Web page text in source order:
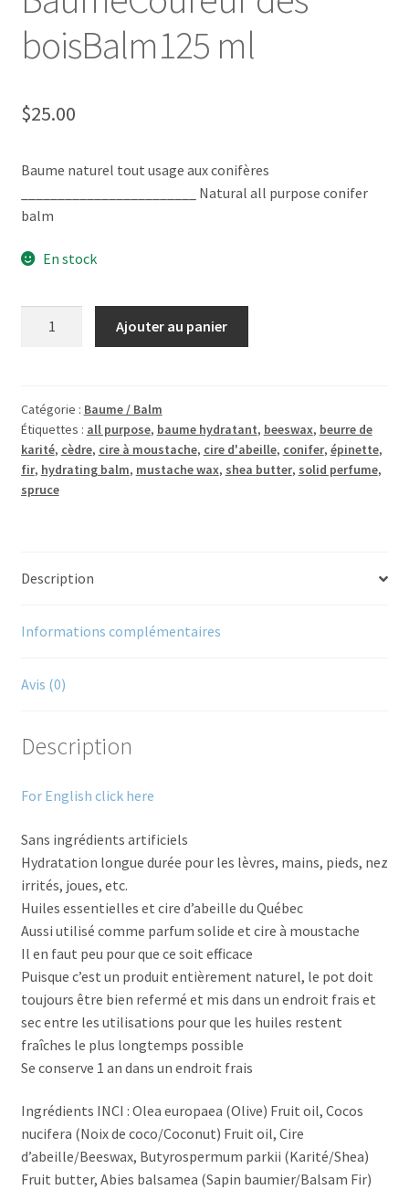
boisBalm125 ml
$25.00
Baume naturel tout usage aux conifères
________________________ Natural all purpose conifer
balm
En stock
boisBalm125
ml
Ajouter au panier
Catégorie : Baume / Balm
Étiquettes : all purpose, baume hydratant, beeswax, beurre de
karité, cèdre, cire à moustache, cire d'abeille, conifer, épinette,
fir, hydrating balm, mustache wax, shea butter, solid perfume,
spruce
Description
Informations complémentaires
Avis (0)
Description
For English click here
Sans ingrédients artificiels
Hydratation longue durée pour les lèvres, mains, pieds, nez
irrités, joues, etc.
Huiles essentielles et cire d’abeille du Québec
Aussi utilisé comme parfum solide et cire à moustache
Il en faut peu pour que ce soit efficace
Puisque c’est un produit entièrement naturel, le pot doit
toujours être bien refermé et mis dans un endroit frais et
sec entre les utilisations pour que les huiles restent
fraîches le plus longtemps possible
Se conserve 1 an dans un endroit frais
Ingrédients INCI : Olea europaea (Olive) Fruit oil, Cocos
nucifera (Noix de coco/Coconut) Fruit oil, Cire
d’abeille/Beeswax, Butyrospermum parkii (Karité/Shea)
Fruit butter, Abies balsamea (Sapin baumier/Balsam Fir)